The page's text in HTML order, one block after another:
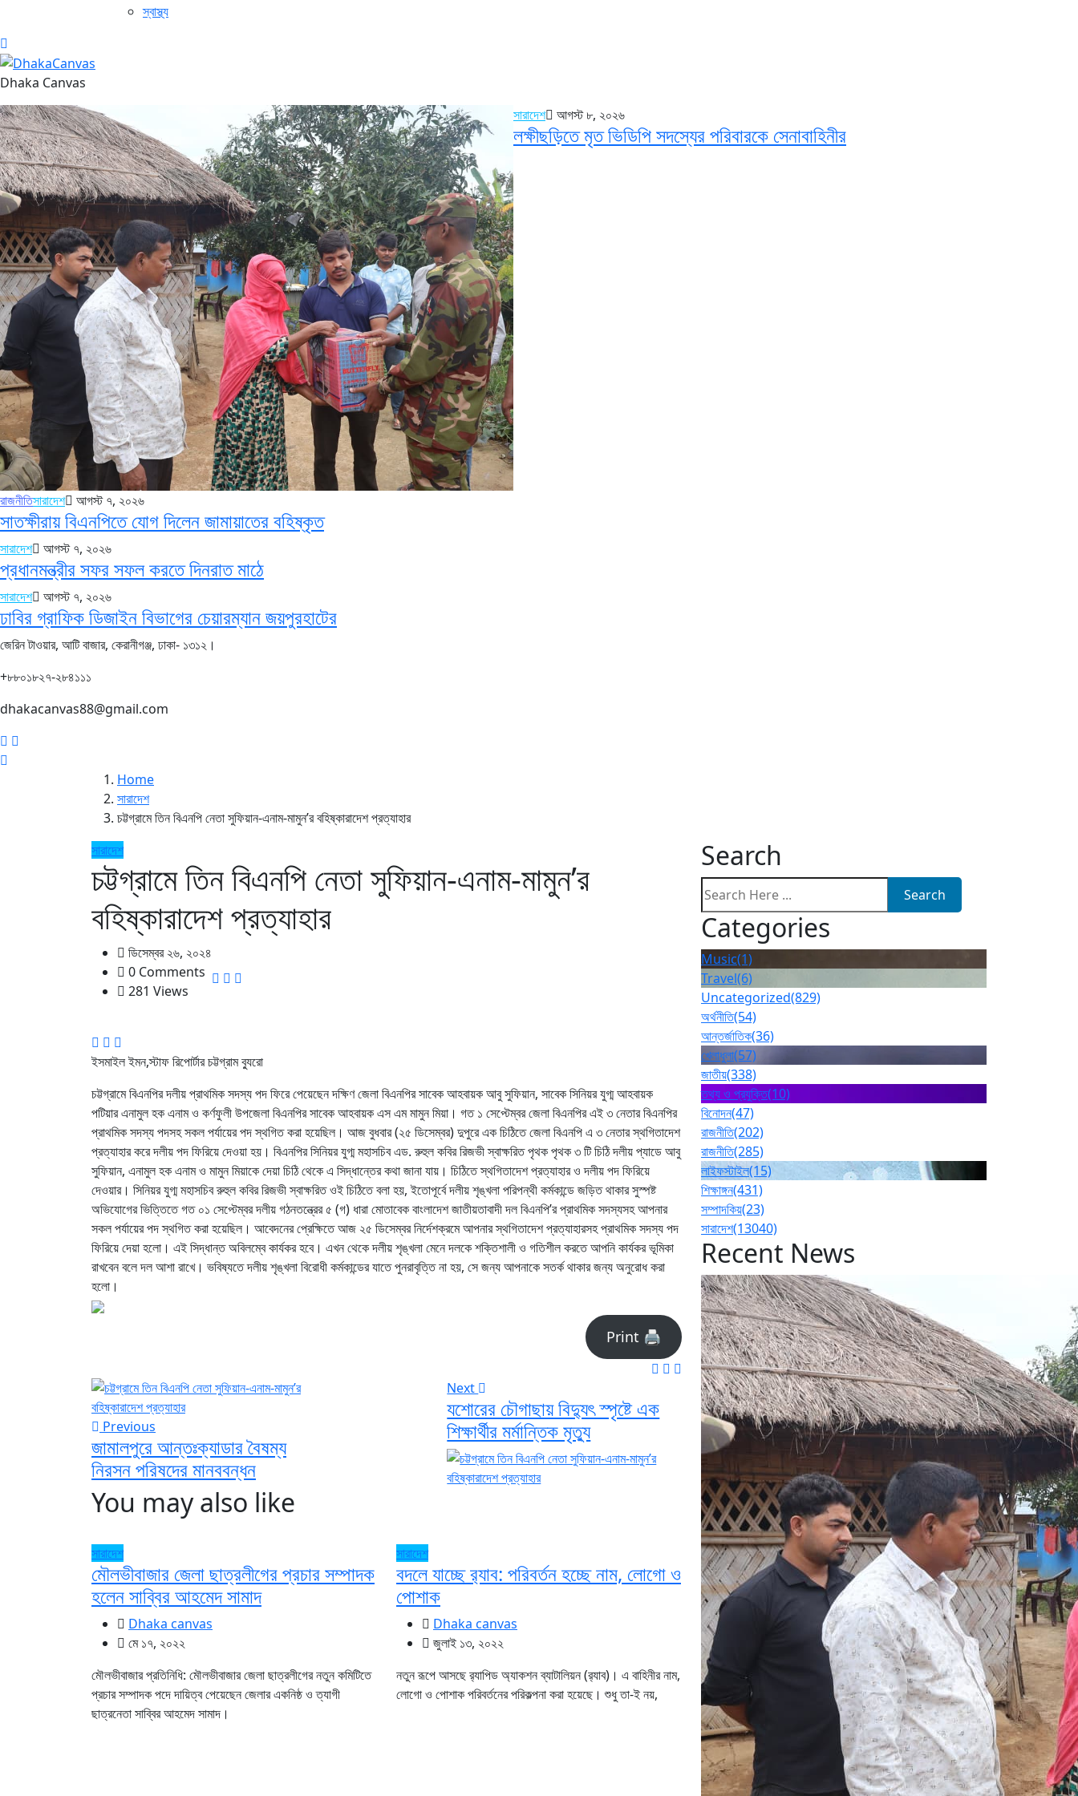
স্বাস্থ্য
Dhaka Canvas
সারাদেশ
আগস্ট ৮, ২০২৬
লক্ষীছড়িতে মৃত ভিডিপি সদস্যের পরিবারকে সেনাবাহিনীর
রাজনীতিসারাদেশ আগস্ট ৭, ২০২৬
সাতক্ষীরায় বিএনপিতে যোগ দিলেন জামায়াতের বহিষ্কৃত
সারাদেশ আগস্ট ৭, ২০২৬
প্রধানমন্ত্রীর সফর সফল করতে দিনরাত মাঠে
সারাদেশ আগস্ট ৭, ২০২৬
ঢাবির গ্রাফিক ডিজাইন বিভাগের চেয়ারম্যান জয়পুরহাটের
জেরিন টাওয়ার, আটি বাজার, কেরানীগঞ্জ, ঢাকা- ১৩১২।
+৮৮০১৮২৭-২৮৪১১১
dhakacanvas88@gmail.com
Home
সারাদেশ
চট্টগ্রামে তিন বিএনপি নেতা সুফিয়ান-এনাম-মামুন’র বহিষ্কারাদেশ প্রত্যাহার
সারাদেশ
চট্টগ্রামে তিন বিএনপি নেতা সুফিয়ান-এনাম-মামুন’র
বহিষ্কারাদেশ প্রত্যাহার
ডিসেম্বর ২৬, ২০২৪
0 Comments
281 Views
ইসমাইল ইমন,স্টাফ রিপোর্টার চট্টগ্রাম ব্যুরো
চট্টগ্রামে বিএনপির দলীয় প্রাথমিক সদস্য পদ ফিরে পেয়েছেন দক্ষিণ জেলা বিএনপির সাবেক আহবায়ক আবু সুফিয়ান, সাবেক সিনিয়র যুগ্ম আহবায়ক
পটিয়ার এনামুল হক এনাম ও কর্ণফুলী উপজেলা বিএনপির সাবেক আহবায়ক এস এম মামুন মিয়া। গত ১ সেপ্টেম্বর জেলা বিএনপির এই ৩ নেতার বিএনপির
প্রাথমিক সদস্য পদসহ সকল পর্যায়ের পদ স্থগিত করা হয়েছিল। আজ বুধবার (২৫ ডিসেম্বর) দুপুরে এক চিঠিতে জেলা বিএনপি এ ৩ নেতার স্থগিতাদেশ
প্রত্যাহার করে দলীয় পদ ফিরিয়ে দেওয়া হয়। বিএনপির সিনিয়র যুগ্ম মহাসচিব এড. রুহুল কবির রিজভী স্বাক্ষরিত পৃথক পৃথক ৩ টি চিঠি দলীয় প্যাডে আবু
সুফিয়ান, এনামুল হক এনাম ও মামুন মিয়াকে দেয়া চিঠি থেকে এ সিদ্ধান্তের কথা জানা যায়। চিঠিতে স্থগিতাদেশ প্রত্যাহার ও দলীয় পদ ফিরিয়ে
দেওয়ার। সিনিয়র যুগ্ম মহাসচিব রুহুল কবির রিজভী স্বাক্ষরিত ওই চিঠিতে বলা হয়, ইতোপূর্বে দলীয় শৃঙ্খলা পরিপন্থী কর্মকান্ডে জড়িত থাকার সুস্পষ্ট
অভিযোগের ভিত্তিতে গত ০১ সেপ্টেম্বর দলীয় গঠনতন্ত্রের ৫ (গ) ধারা মোতাবেক বাংলাদেশ জাতীয়তাবাদী দল বিএনপি’র প্রাথমিক সদস্যসহ আপনার
সকল পর্যায়ের পদ স্থগিত করা হয়েছিল। আবেদনের প্রেক্ষিতে আজ ২৫ ডিসেম্বর নির্দেশক্রমে আপনার স্থগিতাদেশ প্রত্যাহারসহ প্রাথমিক সদস্য পদ
ফিরিয়ে দেয়া হলো। এই সিদ্ধান্ত অবিলম্বে কার্যকর হবে। এখন থেকে দলীয় শৃঙ্খলা মেনে দলকে শক্তিশালী ও গতিশীল করতে আপনি কার্যকর ভূমিকা
রাখবেন বলে দল আশা রাখে। ভবিষ্যতে দলীয় শৃঙ্খলা বিরোধী কর্মকান্ডের যাতে পুনরাবৃত্তি না হয়, সে জন্য আপনাকে সতর্ক থাকার জন্য অনুরোধ করা
হলো।
Print 🖨
Previous
জামালপুরে আন্তঃক্যাডার বৈষম্য
নিরসন পরিষদের মানববন্ধন
Next
যশোরের চৌগাছায় বিদ্যুৎ স্পৃষ্টে এক
শিক্ষার্থীর মর্মান্তিক মৃত্যু
You may also like
সারাদেশ
মৌলভীবাজার জেলা ছাত্রলীগের প্রচার সম্পাদক
হলেন সাব্বির আহমেদ সামাদ
Dhaka canvas
মে ১৭, ২০২২
মৌলভীবাজার প্রতিনিধি: মৌলভীবাজার জেলা ছাত্রলীগের নতুন কমিটিতে
প্রচার সম্পাদক পদে দায়িত্ব পেয়েছেন জেলার একনিষ্ঠ ও ত্যাগী
ছাত্রনেতা সাব্বির আহমেদ সামাদ।
সারাদেশ
বদলে যাচ্ছে র‌্যাব: পরিবর্তন হচ্ছে নাম, লোগো ও
পোশাক
Dhaka canvas
জুলাই ১৩, ২০২২
নতুন রূপে আসছে র‌্যাপিড অ্যাকশন ব্যাটালিয়ন (র‌্যাব)। এ বাহিনীর নাম,
লোগো ও পোশাক পরিবর্তনের পরিকল্পনা করা হয়েছে। শুধু তা-ই নয়,
Search
Search
Categories
Music(1)
Travel(6)
Uncategorized(829)
অর্থনীতি(54)
আন্তর্জাতিক(36)
খেলাধুলা(57)
জাতীয়(338)
তথ্য ও প্রযুক্তি(10)
বিনোদন(47)
রাজনীতি(202)
রাজনীতি(285)
লাইফস্টাইল(15)
শিক্ষাঙ্গন(431)
সম্পাদকিয়(23)
সারাদেশ(13040)
Recent News